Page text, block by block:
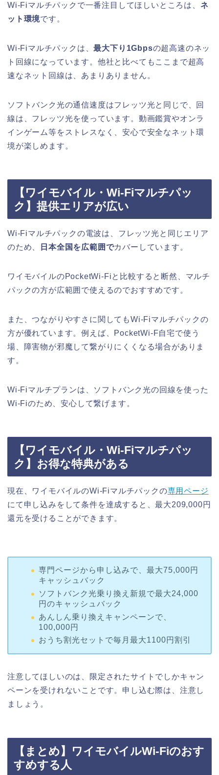
Wi-Fiマルチパックで一番注目してほしいところは、 ネ
ット環境です。
Wi-Fiマルチパックは、最大下り1Gbpsの超高速のネッ
ト回線になっています。他社と比べてもここまで超高
速なネット回線は、あまりありません。
ソフトバンク光の通信速度はフレッツ光と同じで、回
線は、フレッツ光を使っています。動画鑑賞やオンラ
インゲーム等をストレスなく、安心で安全なネット環
境が楽しめます。
【ワイモバイル・Wi-Fiマルチパッ
ク】提供エリアが広い
Wi-Fiマルチパックの電波は、フレッツ光と同じエリア
のため、
日本全国を広範囲でカバーしています。
ワイモバイルのPocketWi-Fiと比較すると断然、マルチ
パックの方が広範囲で使えるのでおすすめです。
また、つながりやすさに関してもWi-Fiマルチパックの
方が優れています。例えば、PocketWi-F自宅で使う
場、障害物が邪魔して繋がりにくくなる場合がありま
す。
Wi-Fiマルチプランは、ソフトバンク光の回線を使った
Wi-Fiのため、安心して繋げます。
【ワイモバイル・Wi-Fiマルチパッ
ク】お得な特典がある
現在、ワイモバイルのWi-Fiマルチパックの専用ページ
にて申し込みをして条件を達成すると、最大209,000円
還元を受けることができます。
専門ページから申し込みで、最大75,000円
キャッシュバック
ソフトバンク光乗り換え新規で最大24,000
円のキャッシュバック
あんしん乗り換えキャンペーンで、
100,000円
おうち割光セットで毎月最大1100円割引
注意してほしいのは、限定されたサイトでしかキャン
ペーンを受けれないことです。申し込む際は、注意し
ましょう。
【まとめ】ワイモバイルWi-Fiのおす
すめする人